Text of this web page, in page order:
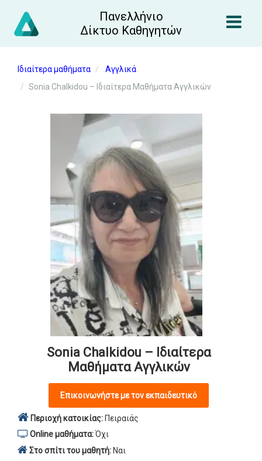
Πανελλήνιο
Δίκτυο Καθηγητών
Ιδιαίτερα μαθήματα
Αγγλικά
Sonia Chalkidou – Ιδιαίτερα Μαθήματα Αγγλικών
Sonia Chalkidou – Ιδιαίτερα
Μαθήματα Αγγλικών
Επικοινωνήστε με τον εκπαιδευτικό
Περιοχή κατοικίας:Πειραιάς
Online μαθήματα:Όχι
Στο σπίτι του μαθητή:Ναι